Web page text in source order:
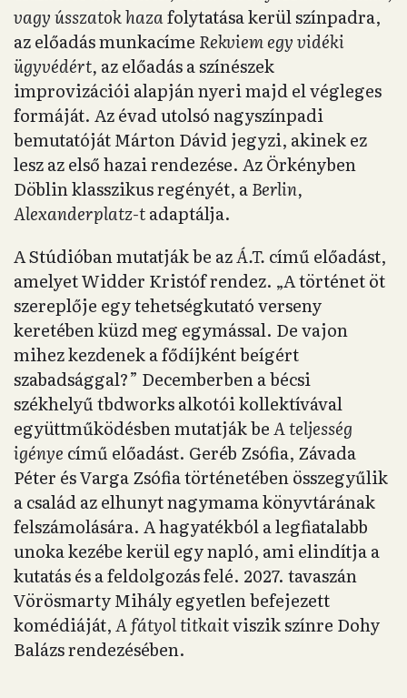
vagy ússzatok hazafolytatása kerül színpadra,
az előadás munkacíme Rekviem egy vidéki
ügyvédért, az előadás a színészek
improvizációi alapján nyeri majd el végleges
formáját. Az évad utolsó nagyszínpadi
bemutatóját Márton Dávid jegyzi, akinek ez
lesz az első hazai rendezése. Az Örkényben
Döblin klasszikus regényét, aBerlin,
Alexanderplatz-tadaptálja.
A Stúdióban mutatják be azÁ.T. című előadást,
amelyet Widder Kristóf rendez. „A történet öt
szereplője egy tehetségkutató verseny
keretében küzd meg egymással. De vajon
mihez kezdenek a fődíjként beígért
szabadsággal?” Decemberben a bécsi
székhelyű tbdworks alkotói kollektívával
együttműködésben mutatják beA teljesség
igénye című előadást. Geréb Zsófia, Závada
Péter és Varga Zsófia történetében összegyűlik
a család az elhunyt nagymama könyvtárának
felszámolására. A hagyatékból a legfiatalabb
unoka kezébe kerül egy napló, ami elindítja a
kutatás és a feldolgozás felé. 2027. tavaszán
Vörösmarty Mihály egyetlen befejezett
komédiáját,A fátyol titkait viszik színre Dohy
Balázs rendezésében.